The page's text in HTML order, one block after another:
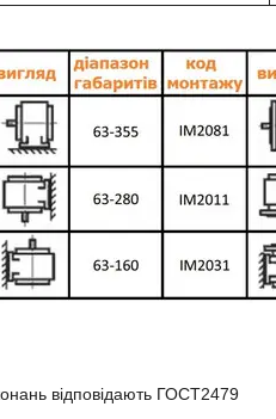
відповідають ГОСТ2479